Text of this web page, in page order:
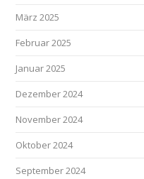
März 2025
Februar 2025
Januar 2025
Dezember 2024
November 2024
Oktober 2024
September 2024